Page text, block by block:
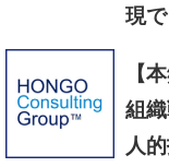
現で
【
組
人